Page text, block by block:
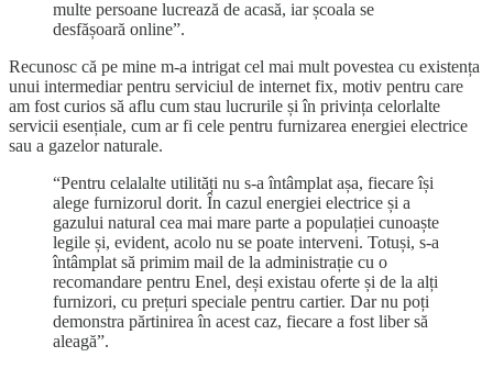
multe persoane lucrează de acasă, iar școala se
desfășoară online”.
Recunosc că pe mine m-a intrigat cel mai mult povestea cu existența
unui intermediar pentru serviciul de internet fix, motiv pentru care
am fost curios să aflu cum stau lucrurile și în privința celorlalte
servicii esențiale, cum ar fi cele pentru furnizarea energiei electrice
sau a gazelor naturale.
“Pentru celalalte utilități nu s-a întâmplat așa, fiecare își
alege furnizorul dorit. În cazul energiei electrice și a
gazului natural cea mai mare parte a populației cunoaște
legile și, evident, acolo nu se poate interveni. Totuși, s-a
întâmplat să primim mail de la administrație cu o
recomandare pentru Enel, deși existau oferte și de la alți
furnizori, cu prețuri speciale pentru cartier. Dar nu poți
demonstra părtinirea în acest caz, fiecare a fost liber să
aleagă”.